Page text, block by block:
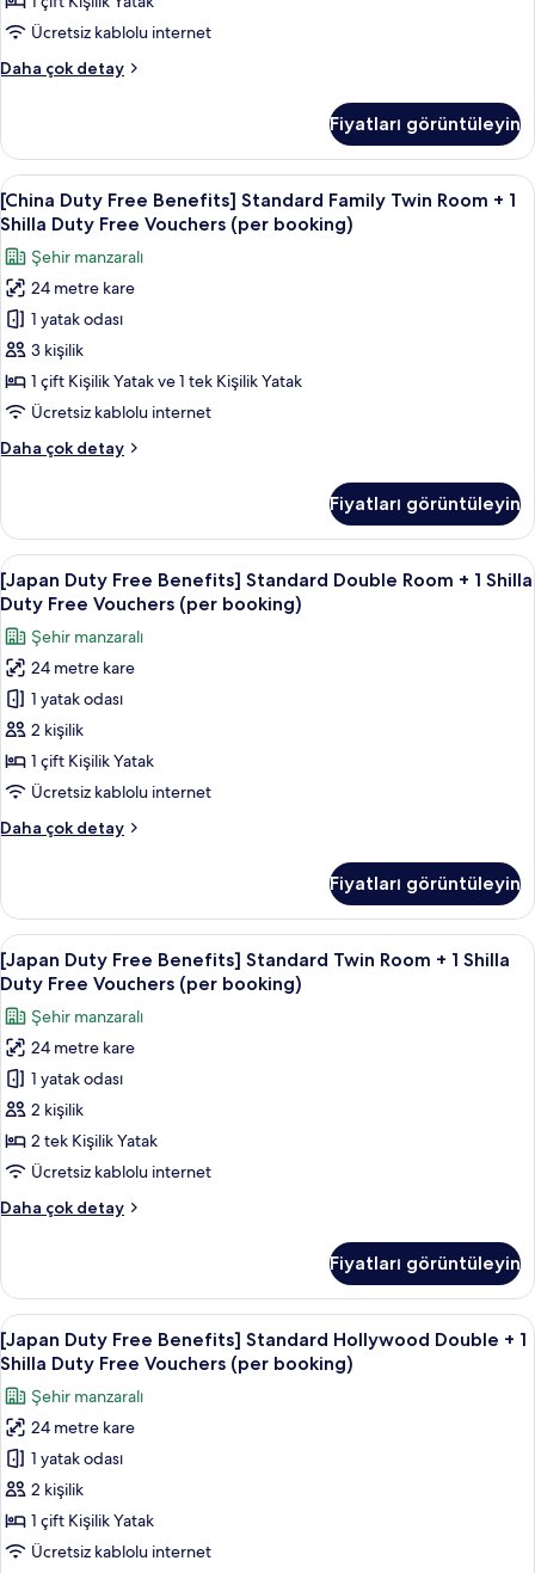
hakkında
daha
detay
1
Duty
(per
booking)
için
tüm
fotoğrafları
görün
Ücretsiz kablolu internet
Daha çok detay
[China
Standard
Hollywood
Double
+
Shilla
Duty
Free
Vouchers
(per
hakkında
daha
detay
Fiyatları görüntüleyin
[China
Duty
Free
Benefits]
Standard
Family
Twin
Room
+
Shilla
Vouchers
(per
booking)
için
tüm
fotoğrafları
görün
Kaliteli yatak takımı, kuştüyü yorgan,
7
[China Duty Free Benefits] Standard Family Twin Room + 1
Shilla Duty Free Vouchers (per booking)
Şehir manzaralı
24 metre kare
1 yatak odası
3 kişilik
1 çift Kişilik Yatak ve 1 tek Kişilik Yatak
Ücretsiz kablolu internet
Daha çok detay
[China
Standard
Family
Twin
Room
Shilla
Duty
Free
Vouchers
booking)
hakkında
fazla
Fiyatları görüntüleyin
[Japan
Duty
Free
Benefits]
Standard
Double
Room
+
1
Duty
(per
booking)
için
tüm
fotoğrafları
görün
Kaliteli yatak takımı, kuştüyü yorgan,
8
[Japan Duty Free Benefits] Standard Double Room + 1 Shilla
Duty Free Vouchers (per booking)
Şehir manzaralı
24 metre kare
1 yatak odası
2 kişilik
1 çift Kişilik Yatak
Ücretsiz kablolu internet
Daha çok detay
[Japan
Standard
Double
Room
+
Shilla
Duty
Free
Vouchers
(per
hakkında
daha
detay
Fiyatları görüntüleyin
[Japan
Duty
Free
Benefits]
Standard
Twin
Room
+
1
Duty
(per
booking)
için
tüm
fotoğrafları
görün
Kaliteli yatak takımı, kuştüyü yorgan,
7
[Japan Duty Free Benefits] Standard Twin Room + 1 Shilla
Duty Free Vouchers (per booking)
Şehir manzaralı
24 metre kare
1 yatak odası
2 kişilik
2 tek Kişilik Yatak
Ücretsiz kablolu internet
Daha çok detay
[Japan
Standard
Twin
Room
+
Shilla
Duty
Free
Vouchers
(per
hakkında
daha
Fiyatları görüntüleyin
[Japan
Duty
Free
Benefits]
Standard
Hollywood
Double
+
1
Kaliteli yatak takımı, kuştüyü yorgan,
6
[Japan Duty Free Benefits] Standard Hollywood Double + 1
Shilla Duty Free Vouchers (per booking)
Şehir manzaralı
24 metre kare
1 yatak odası
2 kişilik
1 çift Kişilik Yatak
Ücretsiz kablolu internet